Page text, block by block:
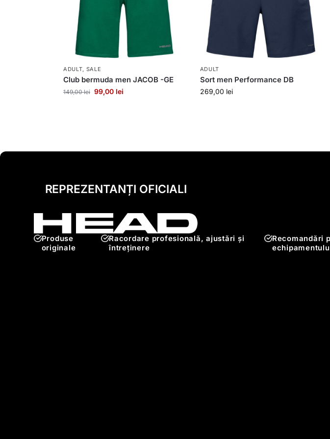
ADULT SALE
Club bermuda men JACOB -GE
149,00lei 99,00 lei
ADULT
Sort men Performance DB
269,00 lei
REPREZENTANȚI OFICIALI
Produse
originale
Racordare profesională, ajustări și
întreținere
Recomandări